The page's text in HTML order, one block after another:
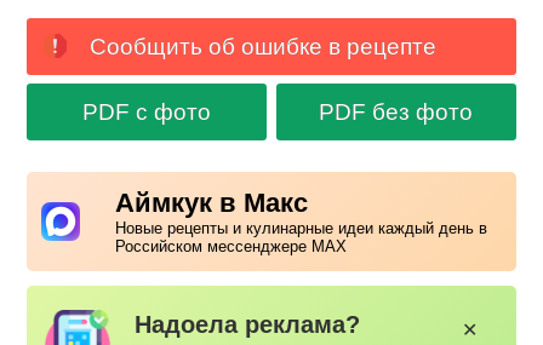
Сообщить об ошибке в рецепте
PDF с фото PDF без фото
Аймкук в Макс
Новые рецепты и кулинарные идеи каждый день в
Российском мессенджере MAX
Надоела реклама? ✕